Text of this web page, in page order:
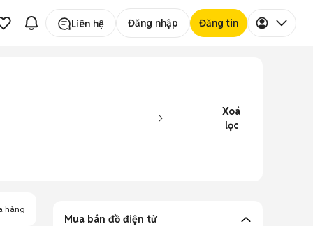
Liên hệ Đăng nhập Đăng tin
Xoá
lọc
hàng
Mua bán đồ điện tử